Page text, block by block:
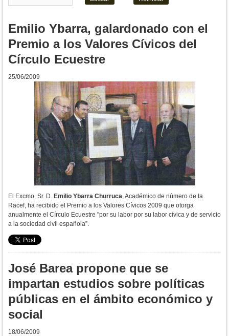
Emilio Ybarra, galardonado con el
Premio a los Valores Cívicos del
Círculo Ecuestre
25/06/2009
El Excmo. Sr. D. Emilio Ybarra Churruca, Académico de número de la
Racef, ha recibido el Premio a los Valores Cívicos 2009 que otorga
anualmente el Círculo Ecuestre "por su labor por su labor cívica y de servicio
a la sociedad civil española”.
José Barea propone que se
impartan estudios sobre políticas
públicas en el ámbito económico y
social
18/06/2009